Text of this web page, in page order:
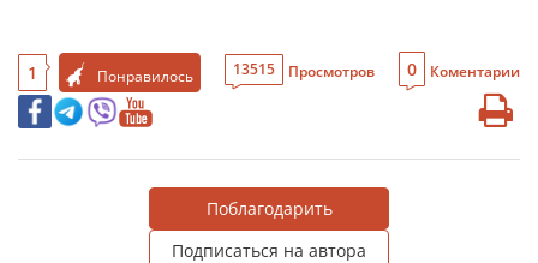
1 Понравилось 13515 Просмотров 0 Коментарии
Поблагодарить
Подписаться на автора